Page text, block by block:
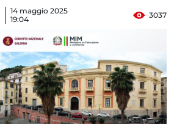
14 maggio 2025
19:04
3037